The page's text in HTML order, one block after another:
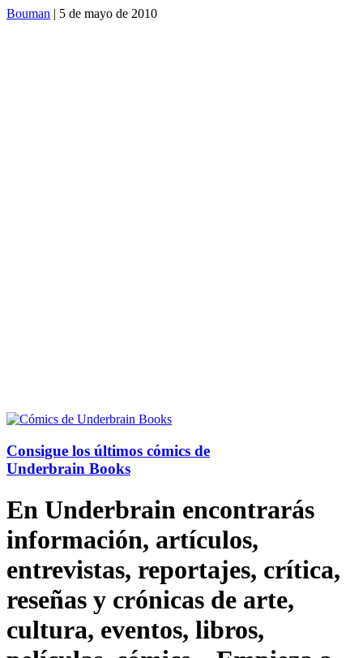
Bouman | 5 de mayo de 2010
Consigue los últimos cómics de
Underbrain Books
En Underbrain encontrarás
información, artículos,
entrevistas, reportajes, crítica,
reseñas y crónicas de arte,
cultura, eventos, libros,